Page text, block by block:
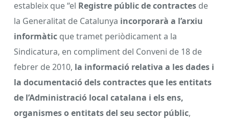
estableix que “el Registre públic de contractes de
la Generalitat de Catalunya incorporarà a l’arxiu
informàtic que tramet periòdicament a la
Sindicatura, en compliment del Conveni de 18 de
febrer de 2010, la informació relativa a les dades i
la documentació dels contractes que les entitats
de l’Administració local catalana i els ens,
organismes o entitats del seu sector públic,